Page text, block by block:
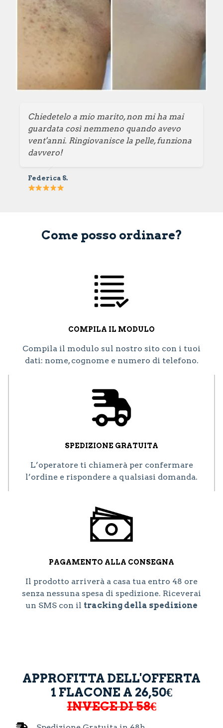
Chiedetelo a mio marito, non mi ha mai
guardata così nemmeno quando avevo
vent'anni. Ringiovanisce la pelle, funziona
davvero!
Federica S.
Come posso ordinare?
COMPILA IL MODULO
Compila il modulo sul nostro sito con i tuoi
dati: nome, cognome e numero di telefono.
SPEDIZIONE GRATUITA
L’operatore ti chiamerà per confermare
l’ordine e rispondere a qualsiasi domanda.
PAGAMENTO ALLA CONSEGNA
Il prodotto arriverà a casa tua entro 48 ore
senza nessuna spesa di spedizione. Riceverai
un SMS con il tracking della spedizione
APPROFITTA DELL'OFFERTA
1 FLACONE A 26,50€
INVECE DI 58€